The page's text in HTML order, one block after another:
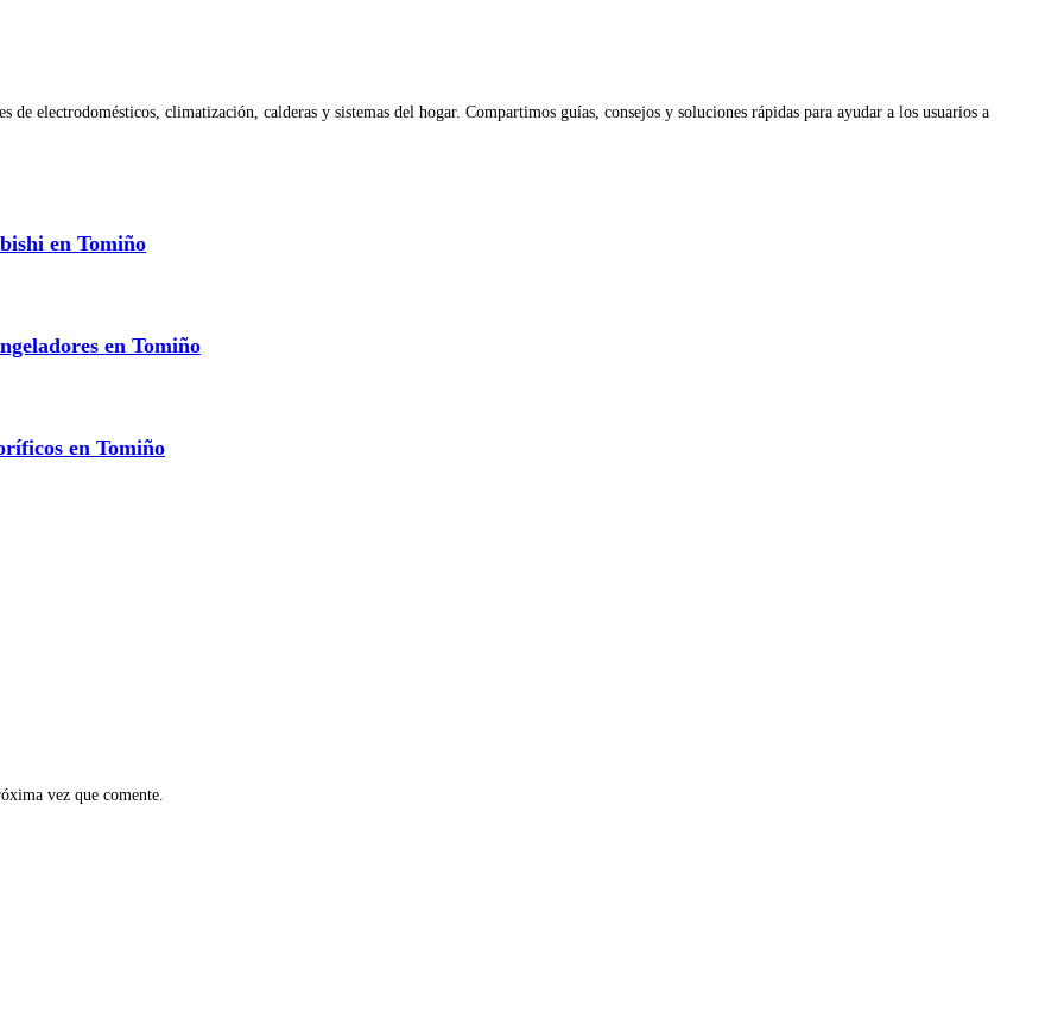
de electrodomésticos, climatización, calderas y sistemas del hogar. Compartimos guías, consejos y soluciones rápidas para ayudar a los usuarios a
en Tomiño
en Tomiño
en Tomiño
vez que comente.